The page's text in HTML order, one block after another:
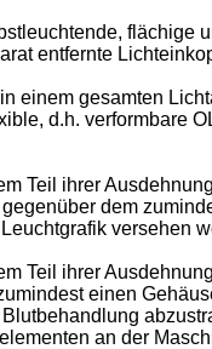
entfernte
einem gesamten
d.h. verformbare
Teil ihrer
dem
versehen
Teil ihrer
einen
an der